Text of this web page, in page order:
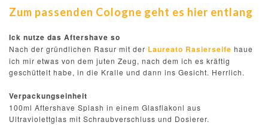
Zum passenden Cologne geht es hier entlang
Ick nutze das Aftershave so
Nach der gründlichen Rasur mit der Laureato Rasierseife haue
ich mir etwas von dem juten Zeug, nach dem ich es kräftig
geschüttelt habe, in die Kralle und dann ins Gesicht. Herrlich.
Verpackungseinheit
100ml Aftershave Splash in einem Glasflakonl aus
Ultraviolettglas mit Schraubverschluss und Dosierer.